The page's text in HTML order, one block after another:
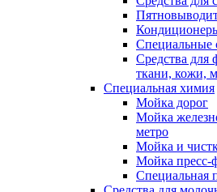
Специальные
Средства для
ткани, кожи,
Специальная химия
Мойка дорог
Мойка
метро
Мойка и
Мойка пресс-
Специальная